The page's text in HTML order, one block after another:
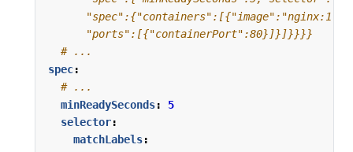
      "ports":[{"containerPort":80}]}]}}}}
# ...
spec:
# ...
minReadySeconds:
5
selector:
matchLabels: